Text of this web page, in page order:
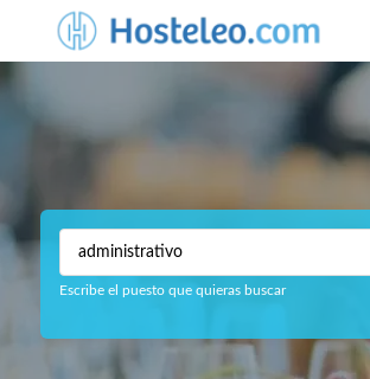
Escribe el puesto que quieras buscar